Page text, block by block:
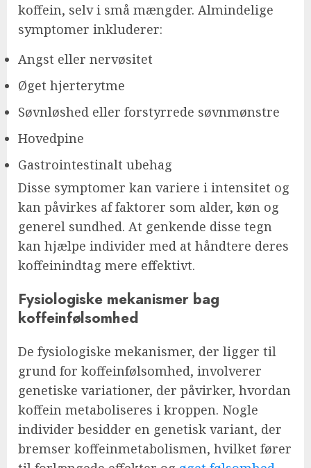
koffein, selv i små mængder. Almindelige
symptomer inkluderer:
Angst eller nervøsitet
Øget hjerterytme
Søvnløshed eller forstyrrede søvnmønstre
Hovedpine
Gastrointestinalt ubehag
Disse symptomer kan variere i intensitet og
kan påvirkes af faktorer som alder, køn og
generel sundhed. At genkende disse tegn
kan hjælpe individer med at håndtere deres
koffeinindtag mere effektivt.
Fysiologiske mekanismer bag
koffeinfølsomhed
De fysiologiske mekanismer, der ligger til
grund for koffeinfølsomhed, involverer
genetiske variationer, der påvirker, hvordan
koffein metaboliseres i kroppen. Nogle
individer besidder en genetisk variant, der
bremser koffeinmetabolismen, hvilket fører